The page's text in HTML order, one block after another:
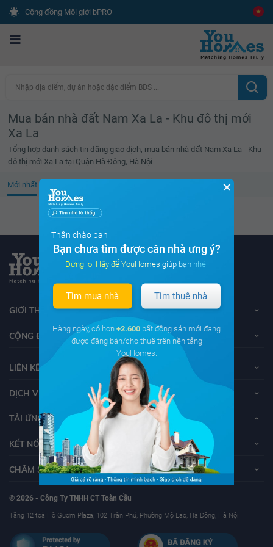
Cộng đồng Môi giới bPRO
Nhập địa điểm, dự án hoặc đặc điểm BĐS ...
Mua bán nhà đất Nam Xa La - Khu đô thị mới
Xa La
Tổng hợp danh sách tin đăng giao dịch, mua bán nhà đất Nam Xa La - Khu
đô thị mới Xa La tại Quận Hà Đông, Hà Nội
Mới nhất
Không tìm thấy tin bất động sản nào
GIỚI THIỆU VỀ YOUHOMES
CỘNG ĐỒNG YOUHOMERS
LIÊN KẾT
DỊCH VỤ KHÁCH HÀNG
TẢI ỨNG DỤNG YOUHOMES
KẾT NỐI VỚI YOUHOMES
CHĂM SÓC KHÁCH HÀNG
© 2026 - Công Ty TNHH CT Toàn Cầu
Tầng 12 toà Hồ Gươm Plaza, 102 Trần Phú, Phường Mộ Lao, Hà Đông, Hà Nội
✕
Thân chào bạn
Bạn chưa tìm được căn nhà ưng ý?
Đừng lo! Hãy để YouHomes giúp bạn nhé.
Tìm mua nhà Tìm thuê nhà
Hàng ngày, có hơn +2.600 bất động sản mới đang
được đăng bán/cho thuê trên nền tảng
YouHomes.